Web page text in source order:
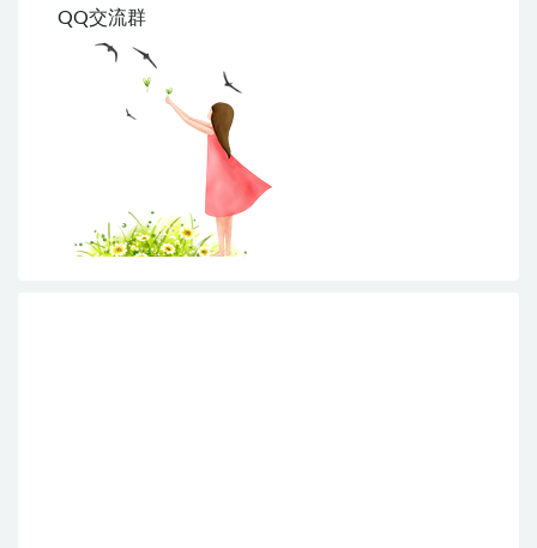
QQ交流群